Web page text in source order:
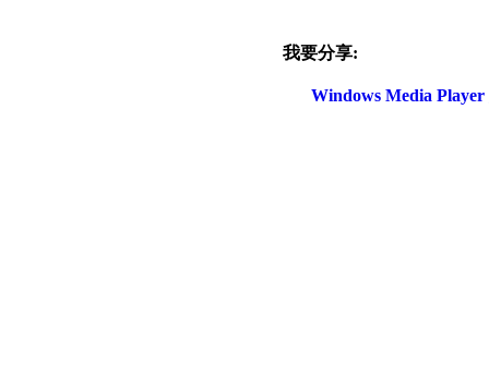
我要分享:
Windows Media